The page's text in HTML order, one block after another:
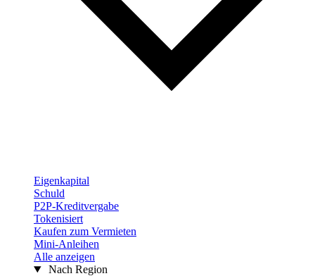
Eigenkapital
Schuld
P2P-Kreditvergabe
Tokenisiert
Kaufen zum Vermieten
Mini-Anleihen
Alle anzeigen
Nach Region